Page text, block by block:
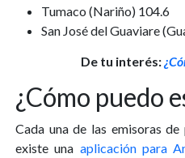
Tumaco (Nariño) 104.6
San José del Guaviare
De tu interés:
¿Cómo puedo
Cada una de las emisoras
existe una aplicación para